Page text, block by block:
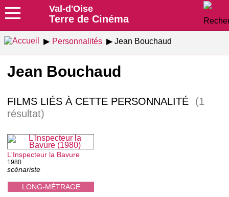
Val-d'Oise
Terre de Cinéma
Personnalités Jean Bouchaud
Jean Bouchaud
FILMS LIÉS À CETTE PERSONNALITÉ
(1
résultat)
LONG-MÉTRAGE
L'Inspecteur la Bavure
1980
scénariste